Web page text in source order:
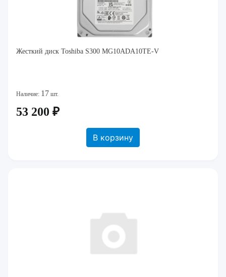
Жесткий диск Toshiba S300 MG10ADA10TE-V
Наличие: 17 шт.
53 200 ₽
В корзину